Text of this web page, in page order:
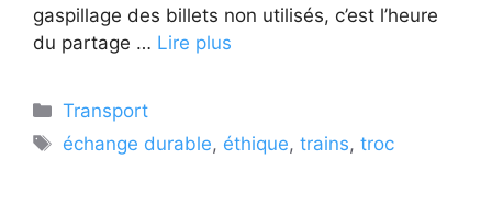
gaspillage des billets non utilisés, c’est l’heure
du partage … Lire plus
Catégories
Transport
Étiquettes
échange durable, éthique,trains,troc